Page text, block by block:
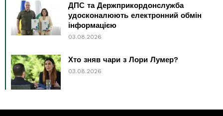
ДПС та Держприкордонслужба
удосконалюють електронний обмін
інформацією
03.08.2026
Хто зняв чари з Лори Лумер?
03.08.2026